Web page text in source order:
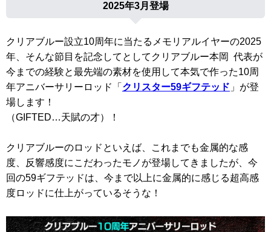
2025年3月登場
クリアブルー設立10周年に当たるメモリアルイヤーの2025
年、そんな節目を記念してとしてクリアブルー本岡 代表が
今までの経験と最先端の素材を使用して本気で作った10周
年アニバーサリーロッド「 クリスター59ギフテッド 」が登
場します！
（GIFTED…天賦の才）！
クリアブルーのロッドといえば、これまでも金属的な感
度、反響感度にこだわったモノが登場してきましたが、今
回の59ギフテッドは、今まで以上に金属的に感じる超高感
度ロッドに仕上がっているそうな！